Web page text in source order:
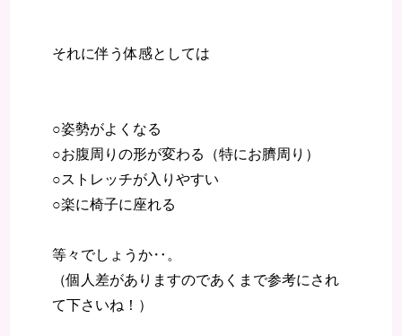
それに伴う体感としては
○姿勢がよくなる
○お腹周りの形が変わる（特にお臍周り）
○ストレッチが入りやすい
○楽に椅子に座れる
等々でしょうか‥。
（個人差がありますのであくまで参考にされ
て下さいね！）